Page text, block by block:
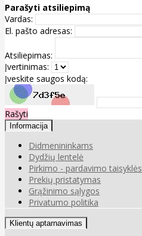
Parašyti atsiliepimą
Vardas:
El. pašto adresas:
Atsiliepimas:
Įvertinimas:
Įveskite saugos kodą:
Rašyti
Informacija
Didmenininkams
Dydžių lentelė
Pirkimo - pardavimo taisyklės
Prekių pristatymas
Grąžinimo sąlygos
Privatumo politika
Klientų aptarnavimas